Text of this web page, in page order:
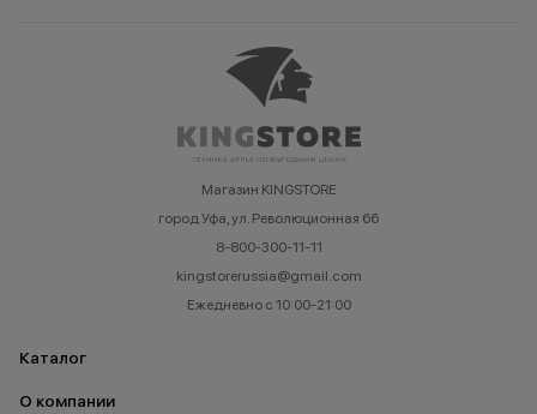
Магазин KINGSTORE
город Уфа, ул. Революционная 66
8-800-300-11-11
kingstorerussia@gmail.com
Ежедневно с 10:00-21:00
Каталог
О компании